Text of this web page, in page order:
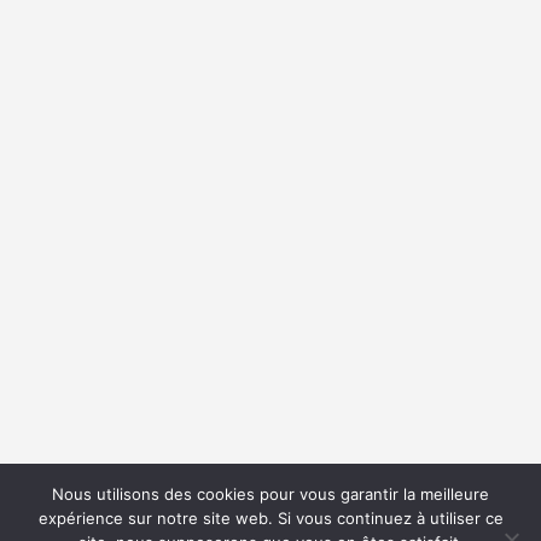
Nous utilisons des cookies pour vous garantir la meilleure
expérience sur notre site web. Si vous continuez à utiliser ce